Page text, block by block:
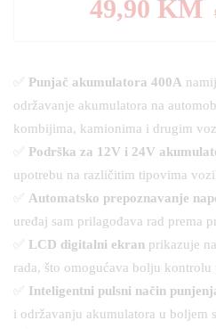
49,90 KM
Punjač akumulatora 400A
održavanje akumulatora na
kombijima, kamionima i drugim
Podrška za 12V i 24V
upotrebu na različitim tipovima
Automatsko prepoznavanje
uređaj sam prilagođava rad prema
LCD digitalni ekran prikazuje
rada, što omogućava bolju
Inteligentni pulsni način
i održavanju akumulatora u boljem